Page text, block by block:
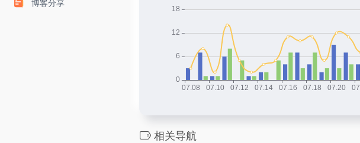
博客分享
相关导航